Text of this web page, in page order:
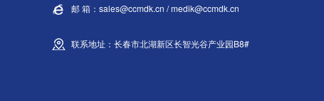
邮 箱：sales@ccmdk.cn / medik@ccmdk.cn
联系地址：长春市北湖新区长智光谷产业园B8#